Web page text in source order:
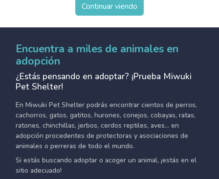
Continuar viendo
Encuentra a miles de animales en
adopción
¿Estás pensando en adoptar? ¡Prueba Miwuki
Pet Shelter!
En Miwuki Pet Shelter podrás encontrar cientos de perros,
cachorros, gatos, gatitos, hurones, conejos, cobayas, ratas,
ratones, chinchillas, jerbos, cerdos reptiles, aves... en
adopción procedentes de protectoras y asociaciones de
animales o perreras de todo el mundo.
Si estás buscando adoptar o acoger un animal, ¡estás en el
sitio adecuado!